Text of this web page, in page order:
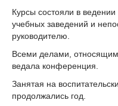
Курсы состояли в
учебных заведений и
руководителю.
Всеми делами,
ведала конференция.
За­нятая на
продолжались год.